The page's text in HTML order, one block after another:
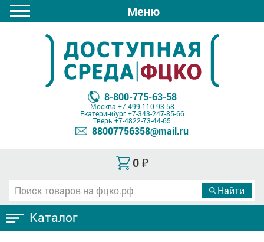
Меню
8-800-775-63-58
Москва +7-499-110-93-58
Екатеринбург+7-343-247-85-66
Тверь +7-4822-73-44-65
88007756358@mail.ru
0 ₽
Каталог